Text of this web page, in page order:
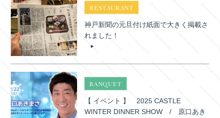
RESTAURANT
神戸新聞の元旦付け紙面で大きく掲載さ
れました！
BANQUET
【 イベント 】 2025 CASTLE
WINTER DINNER SHOW / 原口あき